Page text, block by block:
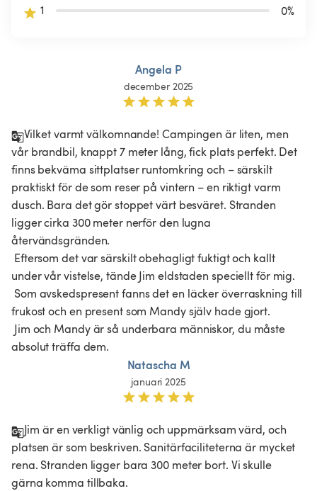
1 0%
Angela P
december 2025
Vilket varmt välkomnande! Campingen är liten, men
vår brandbil, knappt 7 meter lång, fick plats perfekt. Det
finns bekväma sittplatser runtomkring och – särskilt
praktiskt för de som reser på vintern – en riktigt varm
dusch. Bara det gör stoppet värt besväret. Stranden
ligger cirka 300 meter nerför den lugna
återvändsgränden.
under vår vistelse, tände Jim eldstaden speciellt för mig.
frukost och en present som Mandy själv hade gjort.
absolut träffa dem.
Natascha M
januari 2025
Jim är en verkligt vänlig och uppmärksam värd, och
platsen är som beskriven. Sanitärfaciliteterna är mycket
rena. Stranden ligger bara 300 meter bort. Vi skulle
gärna komma tillbaka.